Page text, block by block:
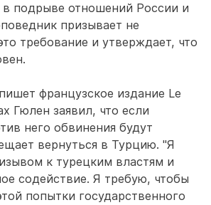
подрыве отношений России и
призывает не
требование и утверждает, что
французское издание Le
Гюлен заявил, что если
него обвинения будут
вернуться в Турцию. "Я
к турецким властям и
содействие. Я требую, чтобы
попытки государственного